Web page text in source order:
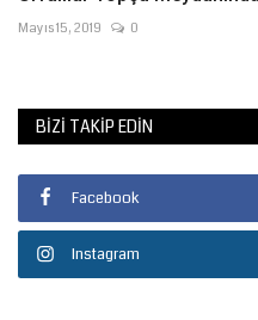
Mayıs 15, 2019 0
BIZI TAKIP EDIN
Facebook
Instagram